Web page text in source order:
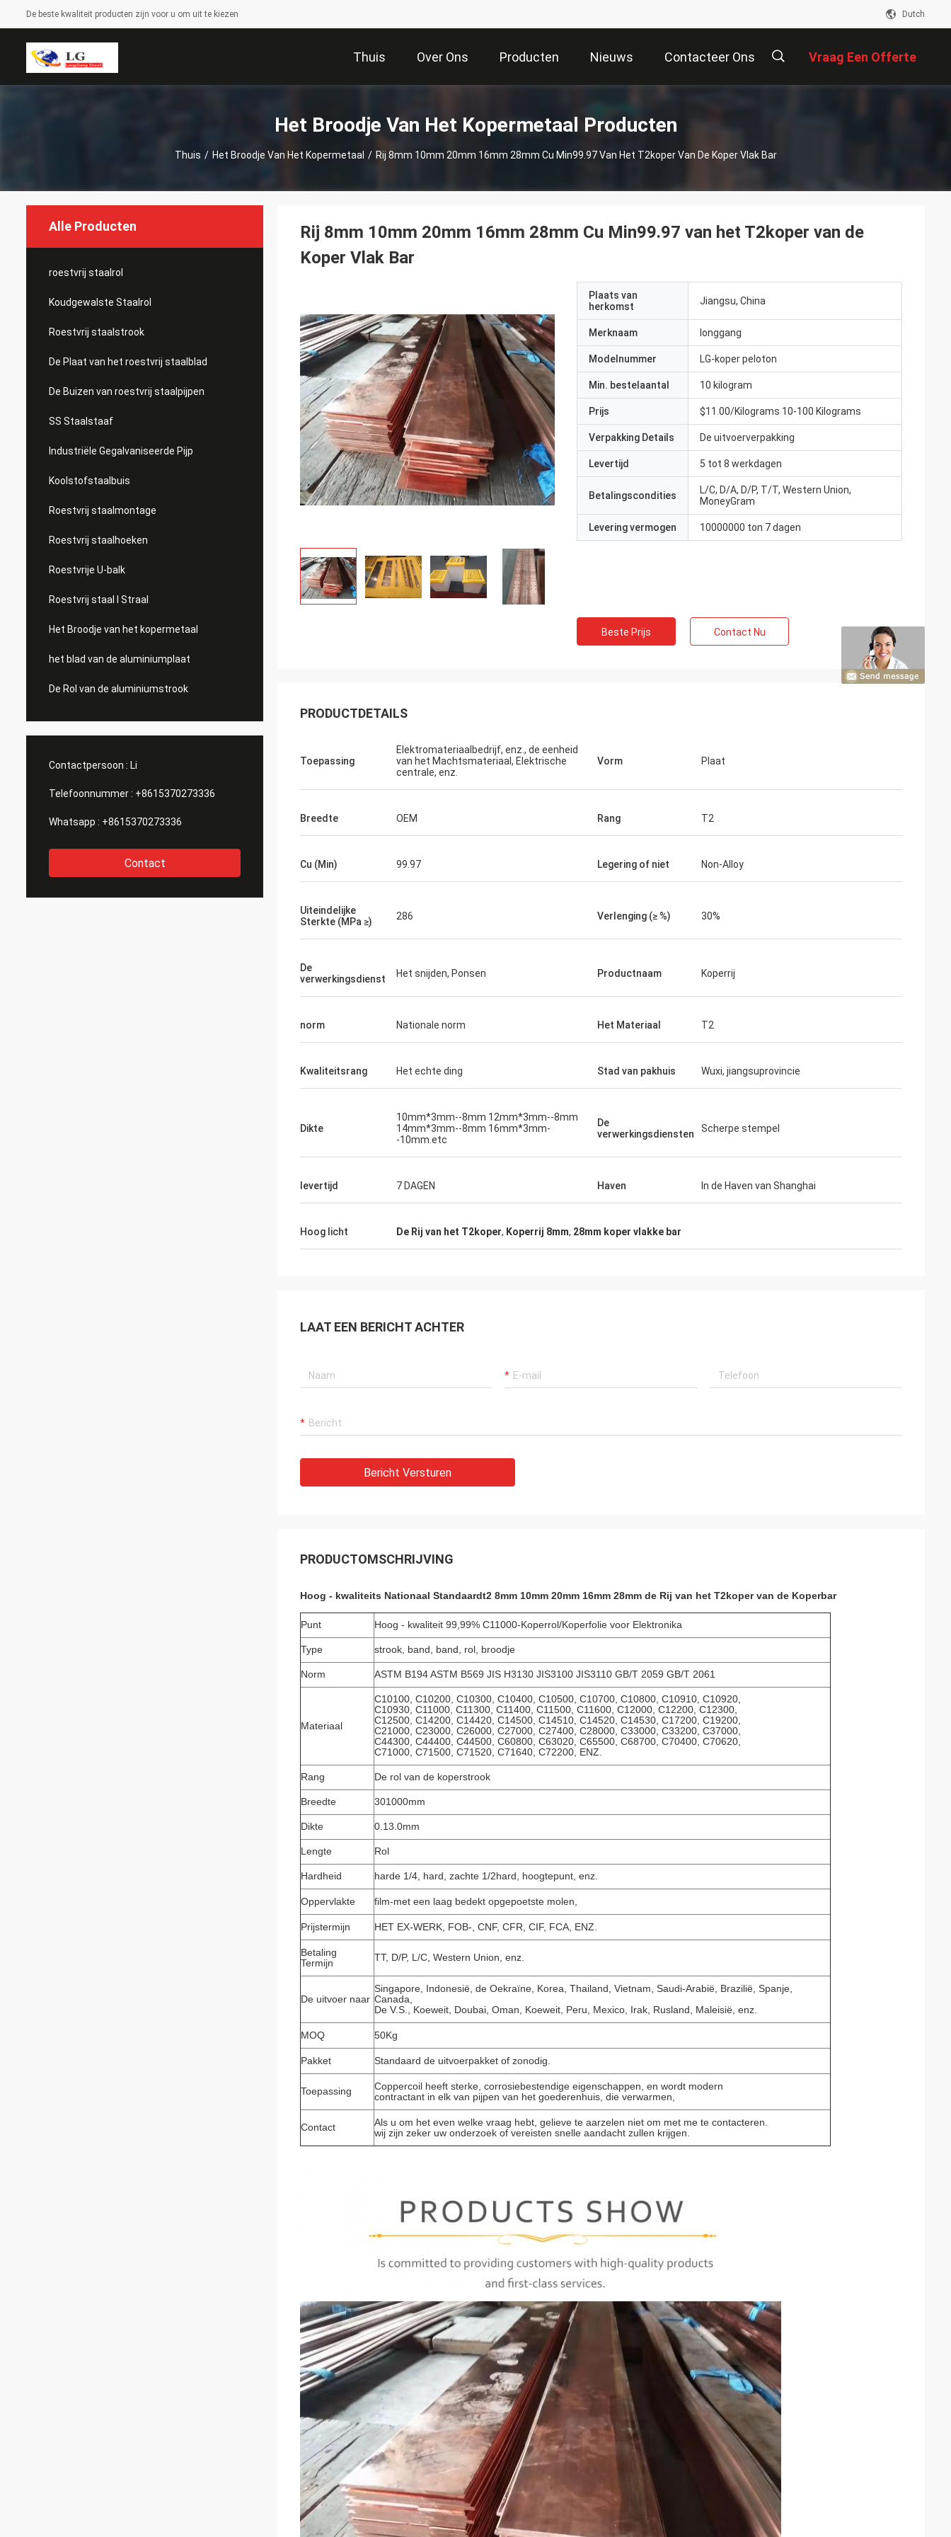
De beste kwaliteit producten zijn voor u om uit te kiezen Dutch
Thuis Over Ons Producten Nieuws Contacteer Ons Vraag Een Offerte
Het Broodje Van Het Kopermetaal Producten
Thuis / Het Broodje Van Het Kopermetaal / Rij 8mm 10mm 20mm 16mm 28mm Cu Min99.97 Van Het T2koper Van De Koper Vlak Bar
Alle Producten
roestvrij staalrol
Koudgewalste Staalrol
Roestvrij staalstrook
De Plaat van het roestvrij staalblad
De Buizen van roestvrij staalpijpen
SS Staalstaaf
Industriële Gegalvaniseerde Pijp
Koolstofstaalbuis
Roestvrij staalmontage
Roestvrij staalhoeken
Roestvrije U-balk
Roestvrij staal I Straal
Het Broodje van het kopermetaal
het blad van de aluminiumplaat
De Rol van de aluminiumstrook
Contactpersoon : Li
Telefoonnummer : +8615370273336
Whatsapp : +8615370273336
Contact
Rij 8mm 10mm 20mm 16mm 28mm Cu Min99.97 van het T2koper van de
Koper Vlak Bar
Plaats van
herkomst
Jiangsu, China
Merknaam longgang
Modelnummer LG-koper peloton
Min. bestelaantal 10 kilogram
Prijs $11.00/Kilograms 10-100 Kilograms
Verpakking Details De uitvoerverpakking
Levertijd 5 tot 8 werkdagen
Betalingscondities
L/C, D/A, D/P, T/T, Western Union,
MoneyGram
Levering vermogen 10000000 ton 7 dagen
Beste Prijs Contact Nu
PRODUCTDETAILS
Toepassing
Elektromateriaalbedrijf, enz., de eenheid
van het Machtsmateriaal, Elektrische
centrale, enz.
Vorm Plaat
Breedte OEM Rang T2
Cu (Min) 99.97 Legering of niet Non-Alloy
Uiteindelijke
Sterkte (MPa ≥)
286 Verlenging (≥ %) 30%
De
verwerkingsdienst
Het snijden, Ponsen Productnaam Koperrij
norm Nationale norm Het Materiaal T2
Kwaliteitsrang Het echte ding Stad van pakhuis Wuxi, jiangsuprovincie
Dikte
10mm*3mm--8mm 12mm*3mm--8mm
14mm*3mm--8mm 16mm*3mm-
-10mm.etc
De
verwerkingsdiensten
Scherpe stempel
levertijd 7 DAGEN Haven In de Haven van Shanghai
Hoog licht De Rij van het T2koper, Koperrij 8mm, 28mm koper vlakke bar
LAAT EEN BERICHT ACHTER
Bericht Versturen
PRODUCTOMSCHRIJVING
Hoog - kwaliteits Nationaal Standaardt2 8mm 10mm 20mm 16mm 28mm de Rij van het T2koper van de Koperbar
Punt Hoog - kwaliteit 99,99% C11000-Koperrol/Koperfolie voor Elektronika
Type strook, band, band, rol, broodje
Norm ASTM B194 ASTM B569 JIS H3130 JIS3100 JIS3110 GB/T 2059 GB/T 2061
Materiaal
C10100, C10200, C10300, C10400, C10500, C10700, C10800, C10910, C10920,
C10930, C11000, C11300, C11400, C11500, C11600, C12000, C12200, C12300,
C12500, C14200, C14420, C14500, C14510, C14520, C14530, C17200, C19200,
C21000, C23000, C26000, C27000, C27400, C28000, C33000, C33200, C37000,
C44300, C44400, C44500, C60800, C63020, C65500, C68700, C70400, C70620,
C71000, C71500, C71520, C71640, C72200, ENZ.
Rang De rol van de koperstrook
Breedte 301000mm
Dikte 0.13.0mm
Lengte Rol
Hardheid harde 1/4, hard, zachte 1/2hard, hoogtepunt, enz.
Oppervlakte film-met een laag bedekt opgepoetste molen,
Prijstermijn HET EX-WERK, FOB-, CNF, CFR, CIF, FCA, ENZ.
Betaling
Termijn
TT, D/P, L/C, Western Union, enz.
De uitvoer naar
Singapore, Indonesië, de Oekraïne, Korea, Thailand, Vietnam, Saudi-Arabië, Brazilië, Spanje,
Canada,
De V.S., Koeweit, Doubai, Oman, Koeweit, Peru, Mexico, Irak, Rusland, Maleisië, enz.
MOQ 50Kg
Pakket Standaard de uitvoerpakket of zonodig.
Toepassing
Coppercoil heeft sterke, corrosiebestendige eigenschappen, en wordt modern
contractant in elk van pijpen van het goederenhuis, die verwarmen,
Contact
Als u om het even welke vraag hebt, gelieve te aarzelen niet om met me te contacteren.
wij zijn zeker uw onderzoek of vereisten snelle aandacht zullen krijgen.